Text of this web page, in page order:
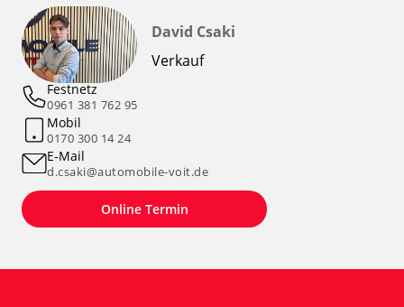
David Csaki
Verkauf
Festnetz
0961 381 762 95
Mobil
0170 300 14 24
E-Mail
d.csaki@automobile-voit.de
Online Termin